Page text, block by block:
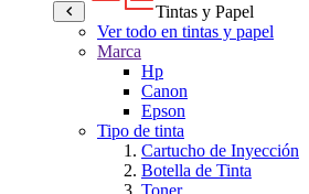
Tintas y Papel
Ver todo en tintas y papel
Marca
Hp
Canon
Epson
Tipo de tinta
Cartucho de Inyección
Botella de Tinta
Toner